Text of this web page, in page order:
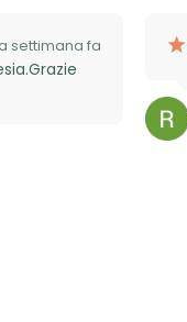
settimana fa ¡